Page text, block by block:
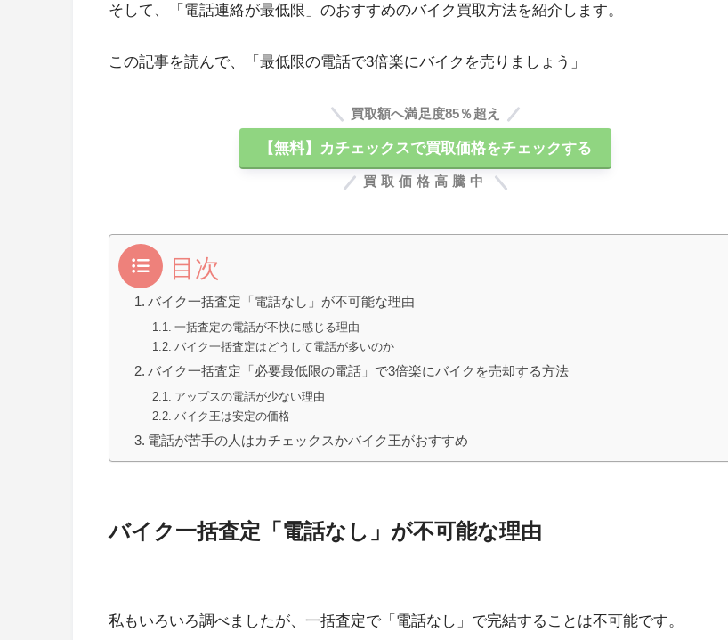
そして、「電話連絡が最低限」のおすすめのバイク買取方法を紹介します。
この記事を読んで、「最低限の電話で3倍楽にバイクを売りましょう」
買取額へ満足度85％超え
【無料】カチェックスで買取価格をチェックする
買取価格高騰中
目次
バイク一括査定「電話なし」が不可能な理由
一括査定の電話が不快に感じる理由
バイク一括査定はどうして電話が多いのか
バイク一括査定「必要最低限の電話」で3倍楽にバイクを売却する方法
アップスの電話が少ない理由
バイク王は安定の価格
電話が苦手の人はカチェックスかバイク王がおすすめ
バイク一括査定「電話なし」が不可能な理由
私もいろいろ調べましたが、一括査定で「電話なし」で完結することは不可能です。